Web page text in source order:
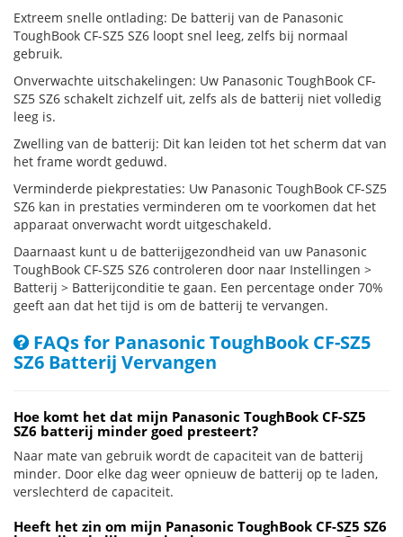
Extreem snelle ontlading: De batterij van de Panasonic
ToughBook CF-SZ5 SZ6 loopt snel leeg, zelfs bij normaal
gebruik.
Onverwachte uitschakelingen: Uw Panasonic ToughBook CF-
SZ5 SZ6 schakelt zichzelf uit, zelfs als de batterij niet volledig
leeg is.
Zwelling van de batterij: Dit kan leiden tot het scherm dat van
het frame wordt geduwd.
Verminderde piekprestaties: Uw Panasonic ToughBook CF-SZ5
SZ6 kan in prestaties verminderen om te voorkomen dat het
apparaat onverwacht wordt uitgeschakeld.
Daarnaast kunt u de batterijgezondheid van uw Panasonic
ToughBook CF-SZ5 SZ6 controleren door naar Instellingen >
Batterij > Batterijconditie te gaan. Een percentage onder 70%
geeft aan dat het tijd is om de batterij te vervangen.
FAQs for Panasonic ToughBook CF-SZ5
SZ6 Batterij Vervangen
Hoe komt het dat mijn Panasonic ToughBook CF-SZ5
SZ6 batterij minder goed presteert?
Naar mate van gebruik wordt de capaciteit van de batterij
minder. Door elke dag weer opnieuw de batterij op te laden,
verslechterd de capaciteit.
Heeft het zin om mijn Panasonic ToughBook CF-SZ5 SZ6